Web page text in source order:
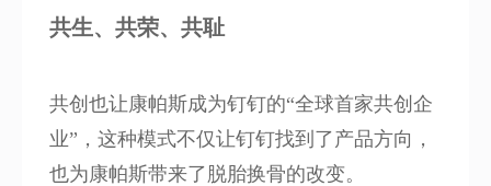
共生、共荣、共耻
共创也让康帕斯成为钉钉的“全球首家共创企
业”，这种模式不仅让钉钉找到了产品方向，
也为康帕斯带来了脱胎换骨的改变。